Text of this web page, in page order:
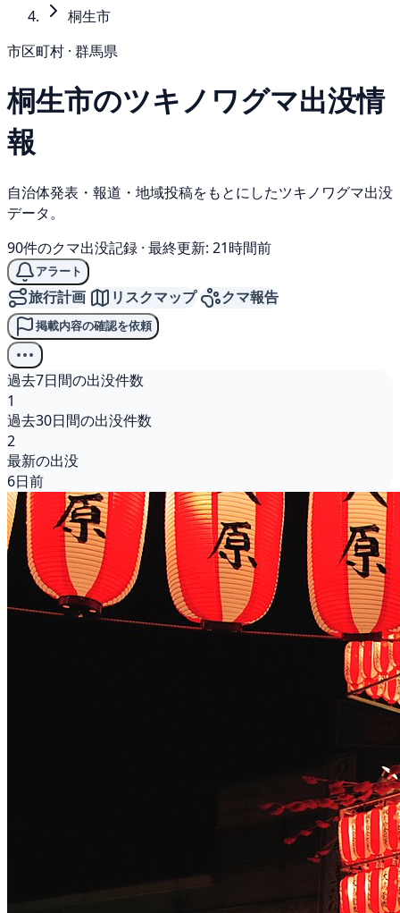
桐生市
市区町村 · 群馬県
桐生市のツキノワグマ出没情
報
自治体発表・報道・地域投稿をもとにしたツキノワグマ出没
データ。
90件のクマ出没記録 · 最終更新: 21時間前
アラート
旅行計画 リスクマップ クマ報告
掲載内容の確認を依頼
過去7日間の出没件数
1
過去30日間の出没件数
2
最新の出没
6日前